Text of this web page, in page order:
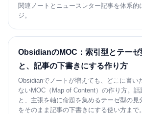
関連ノートとニュースレター記事を体系的
ジ。
ObsidianのMOC：索引型とテーゼ
と、記事の下書きにする作り方
Obsidianでノートが増えても、どこに書い
ないMOC（Map of Content）の作り方。
と、主張を軸に命題を集めるテーゼ型の見
をそのまま記事の下書きにする使い方まで。